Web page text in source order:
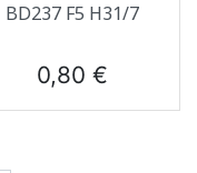
BD237 F5 H31/7
Prix
0,80 €